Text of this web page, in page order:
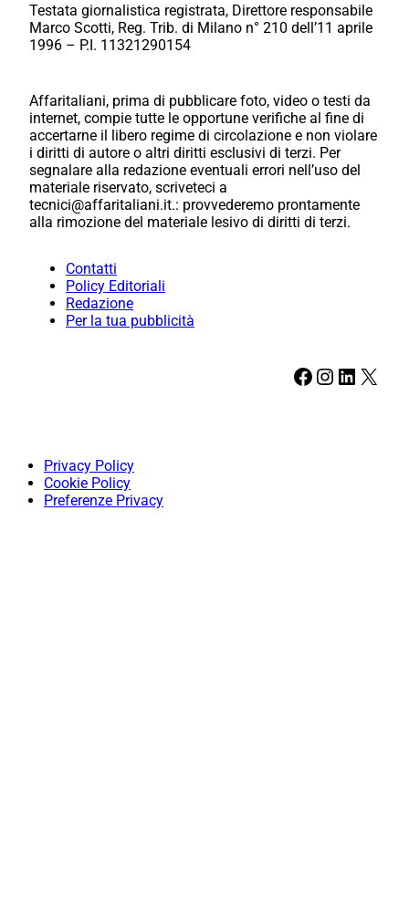
Testata giornalistica registrata, Direttore responsabile
Marco Scotti, Reg. Trib. di Milano n° 210 dell’11 aprile
1996 – P.I. 11321290154
Affaritaliani, prima di pubblicare foto, video o testi da
internet, compie tutte le opportune verifiche al fine di
accertarne il libero regime di circolazione e non violare
i diritti di autore o altri diritti esclusivi di terzi. Per
segnalare alla redazione eventuali errori nell’uso del
materiale riservato, scriveteci a
tecnici@affaritaliani.it.: provvederemo prontamente
alla rimozione del materiale lesivo di diritti di terzi.
Contatti
Policy Editoriali
Redazione
Per la tua pubblicità
Facebook Instagram LinkedIn X
Privacy Policy
Cookie Policy
Preferenze Privacy